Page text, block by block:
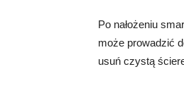
Po nałożeniu
może prowadzić
usuń czystą